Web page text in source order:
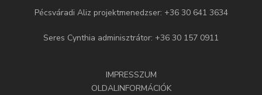
Pécsváradi Aliz projektmenedzser: +36 30 641 3634
Seres Cynthia adminisztrátor: +36 30 157 0911
IMPRESSZUM
OLDALINFORMÁCIÓK